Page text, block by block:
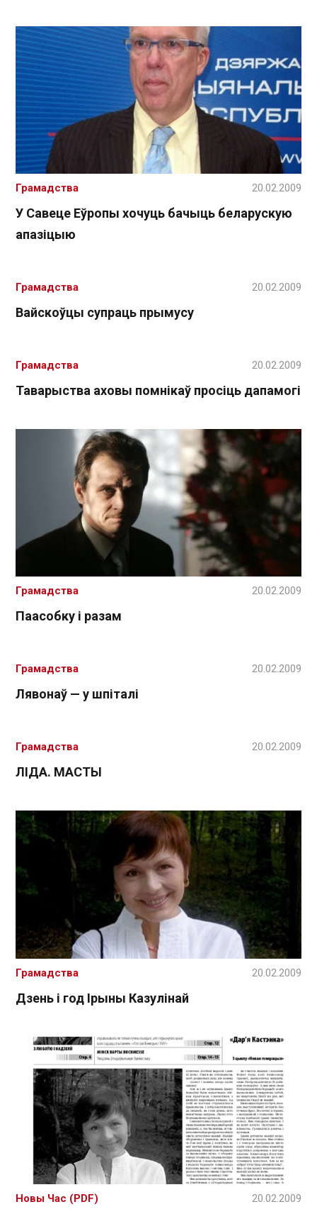
У Савеце Еўропы хочуць бачыць беларускую
апазіцыю
Грамадства 20.02.2009
Вайскоўцы супраць прымусу
Грамадства 20.02.2009
Таварыства аховы помнікаў просіць дапамогі
Грамадства 20.02.2009
Паасобку і разам
Грамадства 20.02.2009
Лявонаў — у шпіталі
Грамадства 20.02.2009
ЛІДА. МАСТЫ
Грамадства 20.02.2009
Дзень і год Ірыны Казулінай
Грамадства 20.02.2009
Новы Час (PDF) 20.02.2009